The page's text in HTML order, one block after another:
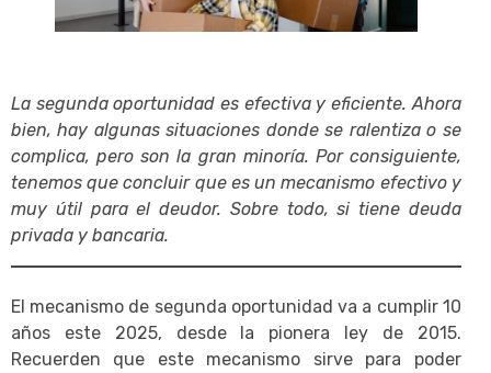
La segunda oportunidad es efectiva y eficiente. Ahora
bien, hay algunas situaciones donde se ralentiza o se
complica, pero son la gran minoría. Por consiguiente,
tenemos que concluir que es un mecanismo efectivo y
muy útil para el deudor. Sobre todo, si tiene deuda
privada y bancaria.
El mecanismo de segunda oportunidad va a cumplir 10
años este 2025, desde la pionera ley de 2015.
Recuerden que este mecanismo sirve para poder